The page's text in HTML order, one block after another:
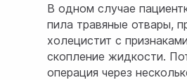
В одном случае
пила травяные отвары,
холецистит с
скопление жидкости.
операция через